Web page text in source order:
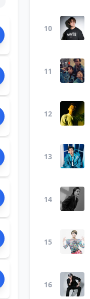
10
11
12
13
14
15
16